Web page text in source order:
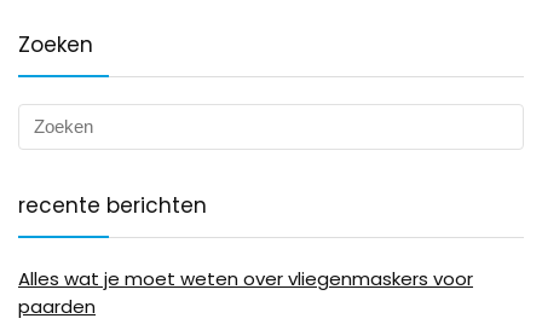
Zoeken
recente berichten
Alles wat je moet weten over vliegenmaskers voor
paarden